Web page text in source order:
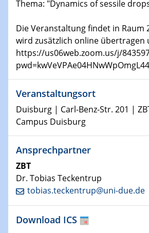
23.01.2024
23.01.2024
Kolloquium CRC 1242
Bewerbungsvorrtag
Technische Chemie – Technisch-
Chemie für die Wasserforschung
29.01.2024
Bewerbungsvorrtag
Technische Chemie – Technisch-
Chemie für die Wasserforschung
29.01.2024
Bewerbungsvorrtag
Technische Chemie – Technisch-
Chemie für die Wasserforschung
Thema: "Dynamics of sessile
Die Veranstaltung findet in Raum
wird zusätzlich online übertragen
https://us06web.zoom.us/j/
Veranstaltungsort
Duisburg | Carl-Benz-Str. 201 |
Campus Duisburg
Ansprechpartner
ZBT
Dr. Tobias Teckentrup
tobias.teckentrup@uni-due.de
Download ICS